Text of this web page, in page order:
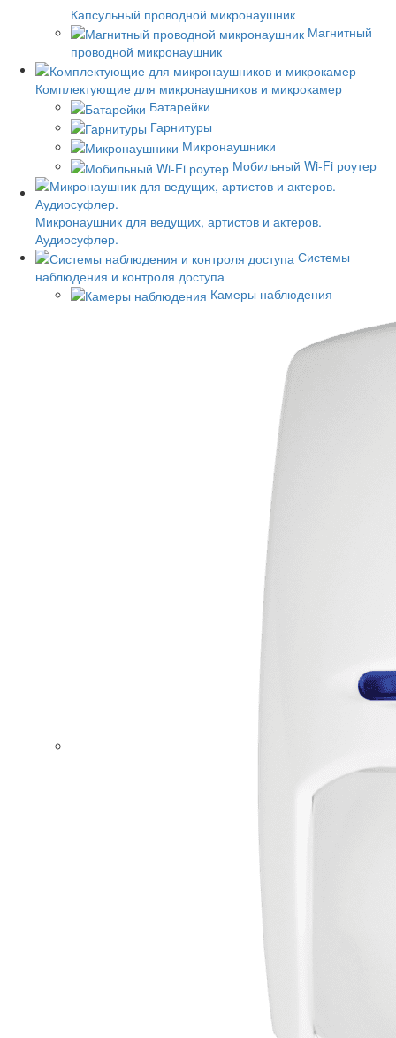
Капсульный проводной микронаушник
Магнитный
проводной микронаушник
Комплектующие для микронаушников и микрокамер
Батарейки
Гарнитуры
Микронаушники
Мобильный Wi-Fi роутер
Микронаушник для ведущих, артистов и актеров.
Аудиосуфлер.
Системы
наблюдения и контроля доступа
Камеры наблюдения